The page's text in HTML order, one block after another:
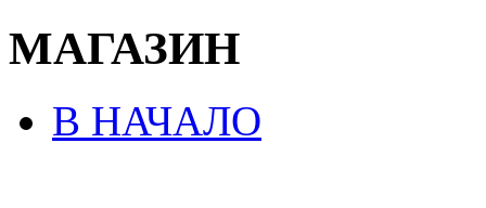
МАГАЗИН
В НАЧАЛО